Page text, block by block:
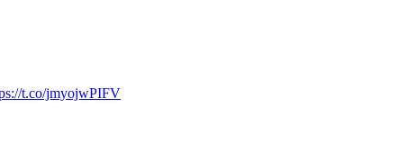
t.co/jmyojwPIFV